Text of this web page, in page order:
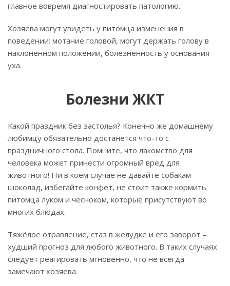
главное вовремя диагностировать патологию.
Хозяева могут увидеть у питомца изменения в
поведении: мотание головой, могут держать голову в
наклонённом положении, болезненность у основания
уха.
Болезни ЖКТ
Какой праздник без застолья? Конечно же домашнему
любимцу обязательно достанется что-то с
праздничного стола. Помните, что лакомство для
человека может принести огромный вред для
животного! Ни в коем случае не давайте собакам
шоколад, избегайте конфет, не стоит также кормить
питомца луком и чесноком, которые присутствуют во
многих блюдах.
Тяжёлое отравление, стаз в желудке и его заворот –
худший прогноз для любого животного. В таких случаях
следует реагировать мгновенно, что не всегда
замечают хозяева.